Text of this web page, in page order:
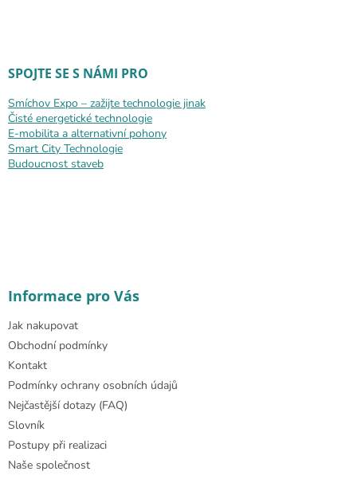
SPOJTE SE S NÁMI PRO
Smíchov Expo – zažijte technologie jinak
Čisté energetické technologie
E-mobilita a alternativní pohony
Smart City Technologie
Budoucnost staveb
Informace pro Vás
Jak nakupovat
Obchodní podmínky
Kontakt
Podmínky ochrany osobních údajů
Nejčastější dotazy (FAQ)
Slovník
Postupy při realizaci
Naše společnost